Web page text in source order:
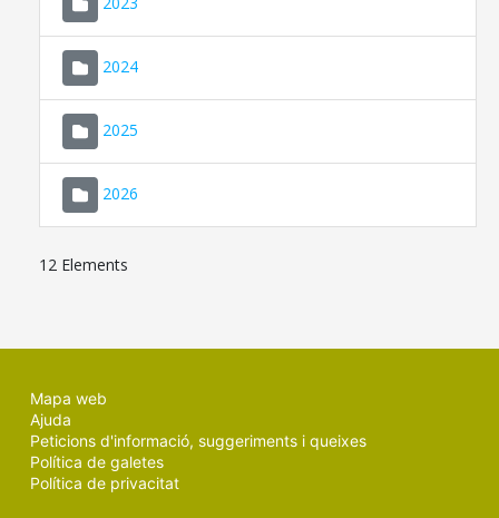
2024
2025
2026
12 Elements
Mapa web
Ajuda
Peticions d'informació, suggeriments i queixes
Política de galetes
Política de privacitat